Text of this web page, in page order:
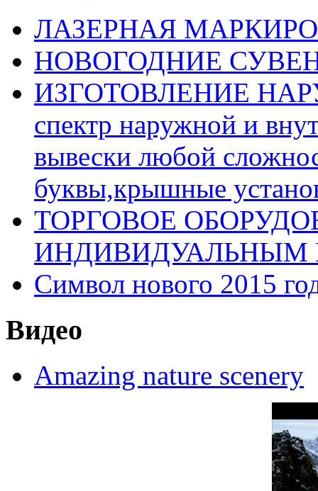
ЛАЗЕРНАЯ
НОВОГОДНИЕ
ИЗГОТОВЛЕНИЕ
спектр наружной и
вывески любой
буквы,крышные
ТОРГОВОЕ
ИНДИВИДУАЛЬНЫМ
Символ нового 2015
Видео
Amazing nature scenery